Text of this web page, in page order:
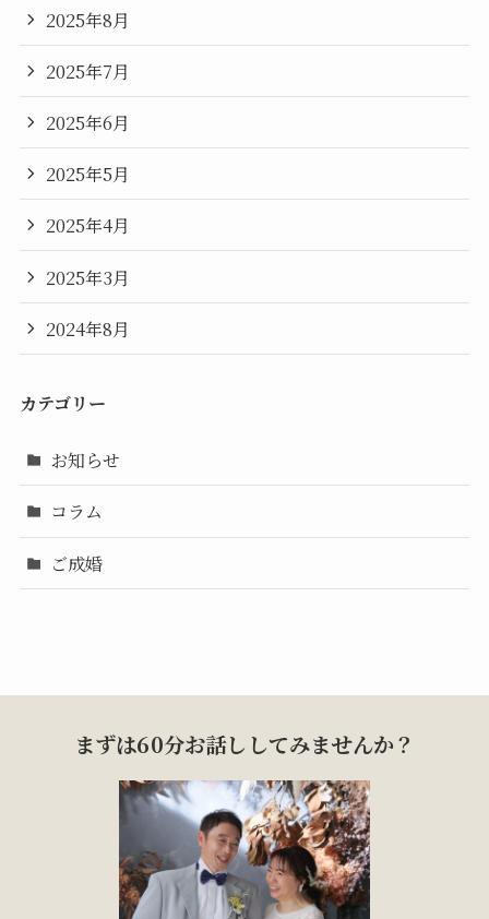
2025年8月
2025年7月
2025年6月
2025年5月
2025年4月
2025年3月
2024年8月
カテゴリー
お知らせ
コラム
ご成婚
まずは60分お話ししてみませんか？